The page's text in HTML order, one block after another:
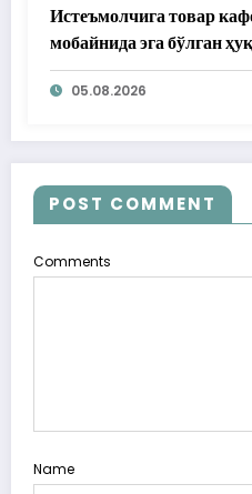
Истеъмолчига товар
мобайнида эга бўлган
берилди
05.08.2026
POST COMMENT
Comments
Name